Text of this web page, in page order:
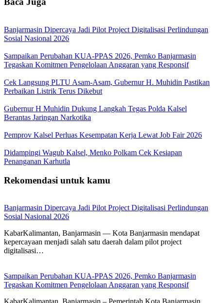
Banjarmasin Dipercaya Jadi Pilot Project Digitalisasi Perlindungan
Sosial Nasional 2026
Sampaikan Perubahan KUA-PPAS 2026, Pemko Banjarmasin
Tegaskan Komitmen Pengelolaan Anggaran yang Responsif
Cek Langsung PLTU Asam-Asam, Gubernur H. Muhidin Pastikan
Perbaikan Listrik Terus Dikebut
Gubernur H Muhidin Dukung Langkah Tegas Polda Kalsel
Berantas Jaringan Narkotika
Pemprov Kalsel Perluas Kesempatan Kerja Lewat Job Fair 2026
Didampingi Wagub Kalsel, Menko Polkam Cek Kesiapan
Penanganan Karhutla
Rekomendasi untuk kamu
Banjarmasin Dipercaya Jadi Pilot Project Digitalisasi Perlindungan
Sosial Nasional 2026
KabarKalimantan, Banjarmasin — Kota Banjarmasin mendapat
kepercayaan menjadi salah satu daerah dalam pilot project
digitalisasi…
Sampaikan Perubahan KUA-PPAS 2026, Pemko Banjarmasin
Tegaskan Komitmen Pengelolaan Anggaran yang Responsif